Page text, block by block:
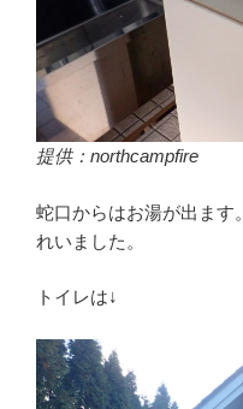
提供：northcampfire
蛇口からはお湯が出ます
れいました。
トイレは↓